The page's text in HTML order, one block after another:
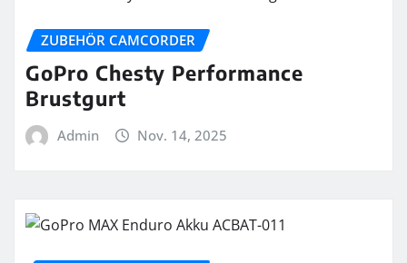
ZUBEHÖR CAMCORDER
GoPro Chesty Performance
Brustgurt
Admin Nov. 14, 2025